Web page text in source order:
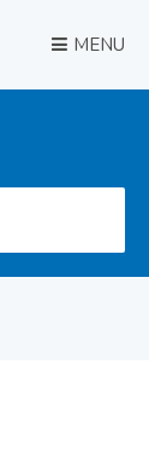
MENU